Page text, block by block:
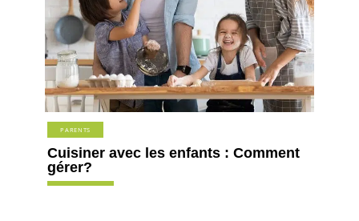
PARENTS
Cuisiner avec les enfants : Comment
gérer?